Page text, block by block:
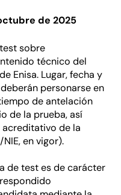
de 2025
sobre
técnico del
Enisa. Lugar, fecha y
personarse en
de antelación
de la prueba, así
de la
en vigor).
de test es de carácter